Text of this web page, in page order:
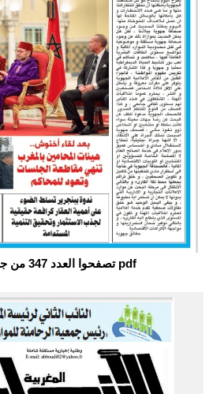
تصفحوا العدد 347 من جريدة حقائق جهوية الورقية pdf